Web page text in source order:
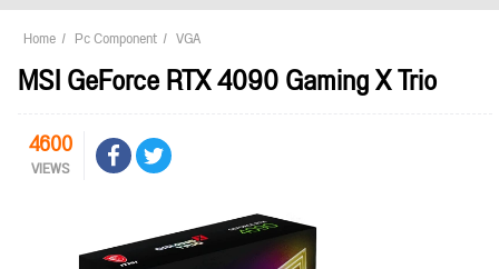
Home Pc Component VGA
MSI GeForce RTX 4090 Gaming X Trio
4600
VIEWS